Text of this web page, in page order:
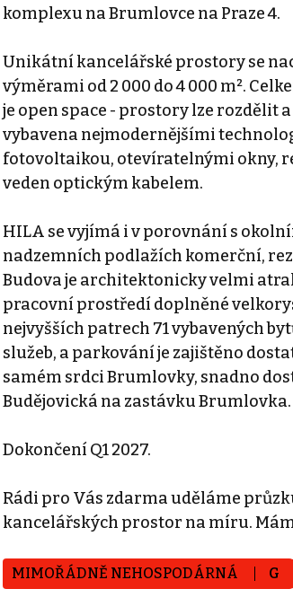
komplexu na Brumlovce na Praze 4.
Unikátní kancelářské prostory se
výměrami od 2 000 do 4 000 m².
je open space - prostory lze rozdělit
vybavena nejmodernějšími
fotovoltaikou, otevíratelnými okny,
veden optickým kabelem.
HILA se vyjímá i v porovnání s
nadzemních podlažích komerční,
Budova je architektonicky velmi
pracovní prostředí doplněné
nejvyšších patrech 71 vybavených
služeb, a parkování je zajištěno
samém srdci Brumlovky, snadno
Budějovická na zastávku Brumlovka.
Dokončení Q1 2027.
Rádi pro Vás zdarma uděláme
kancelářských prostor na míru.
MIMOŘÁDNĚ NEHOSPODÁRNÁ G